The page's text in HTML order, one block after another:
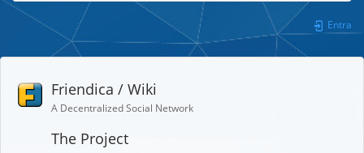
Entra
Friendica / Wiki
A Decentralized Social Network
The Project